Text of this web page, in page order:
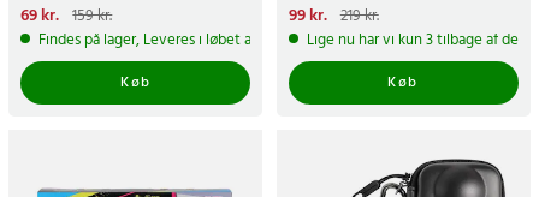
Nuværende pris
pris:159 kr.
69 kr. 159 kr.
Findes på lager, Leveres i løbet af 1-2 hverdage
Køb
Nuværende pris
pris:219 kr.
99 kr. 219 kr.
Lige nu har vi kun 3 tilbage af
Køb